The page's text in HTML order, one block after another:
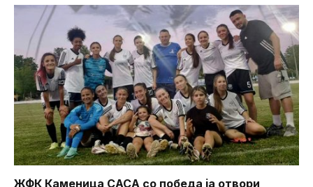
ЖФК Каменица САСА со победа ја отвори